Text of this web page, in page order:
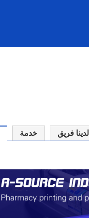
خدمة لدينا فريق